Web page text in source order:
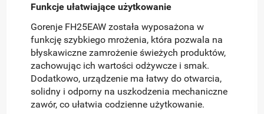
Funkcje ułatwiające użytkowanie
Gorenje FH25EAW została wyposażona w
funkcję szybkiego mrożenia, która pozwala na
błyskawiczne zamrożenie świeżych produktów,
zachowując ich wartości odżywcze i smak.
Dodatkowo, urządzenie ma łatwy do otwarcia,
solidny i odporny na uszkodzenia mechaniczne
zawór, co ułatwia codzienne użytkowanie.